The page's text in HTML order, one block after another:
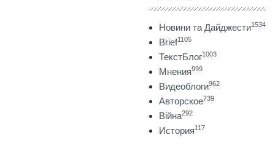
Новини та Дайджести1534
Brief1105
ТекстБлог1003
Мнения999
Видеоблоги962
Авторское739
Війна292
История117